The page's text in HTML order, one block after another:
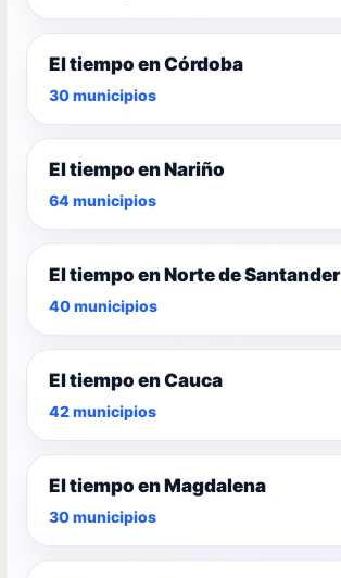
El tiempo en Córdoba
30 municipios
El tiempo en Nariño
64 municipios
El tiempo en Norte de Santander
40 municipios
El tiempo en Cauca
42 municipios
El tiempo en Magdalena
30 municipios